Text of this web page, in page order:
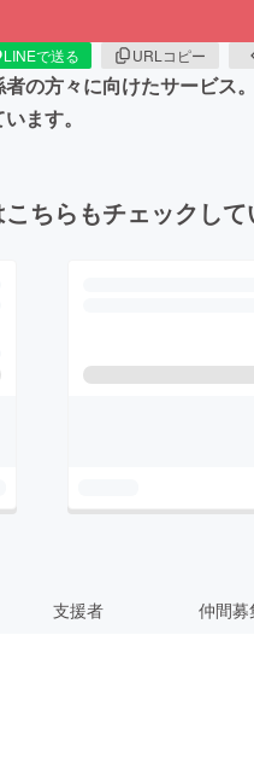
LINEで送る URLコピー
の方々に向けたサービ
ます。
ちらもチェックし
支援者 仲間募